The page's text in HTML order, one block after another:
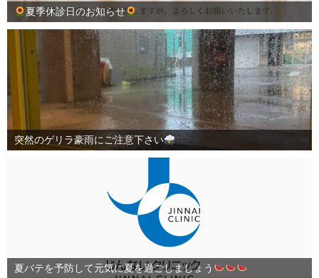
夏季休診日のお知らせ
突然のゲリラ豪雨にご注意下さい
夏バテを予防して元気に夏を過ごしましょう